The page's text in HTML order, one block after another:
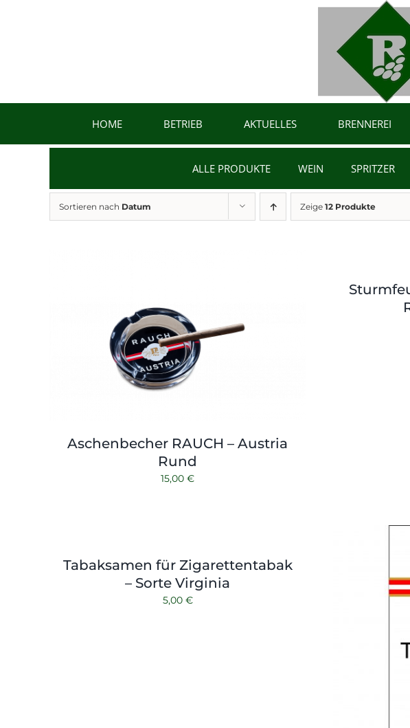
HOME BETRIEB AKTUELLES BRENNEREI
ALLE PRODUKTE WEIN SPRITZER
Sortieren nach Datum Zeige 12 Produkte
Aschenbecher RAUCH – Austria
Rund
15,00€
Tabaksamen für Zigarettentabak
– Sorte Virginia
5,00 €